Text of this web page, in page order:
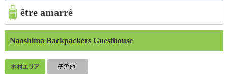
être amarré
Naoshima Backpackers Guesthouse